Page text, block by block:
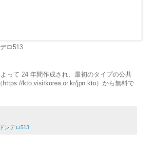
ロ513
って 24 年間作成され、最初のタイプの公共
https://kto.visitkorea.or.kr/jpn.kto）から無料で
ンデロ513